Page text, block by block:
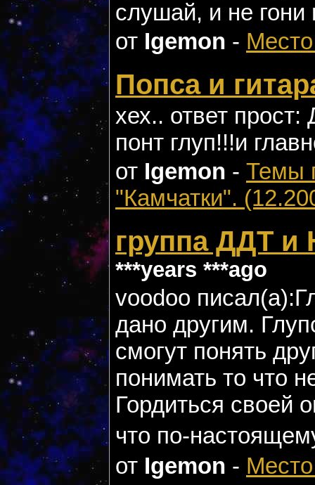
слушай, и не гони
от Igemon -
Попса и
хех.. ответ
понт глуп!!!и
от Igemon - Темы
"Камчатки".
группа ДДТ
***years ***ago
voodoo
дано другим.
смогут понять
понимать то что
Гордиться своей
что по-
от Igemon -